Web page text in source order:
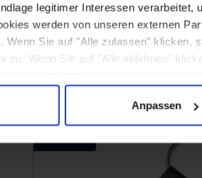
legitimer Interessen verarbeitet,
werden von unseren externen
Wenn Sie auf "Alle zulassen" klicken,
zu. Wenn Sie auf "Alle ablehnen"
Anpassen
Martiniglas aus Stahl, 300